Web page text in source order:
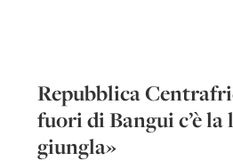
Repubblica
fuori di Bangui c’è la
giungla»